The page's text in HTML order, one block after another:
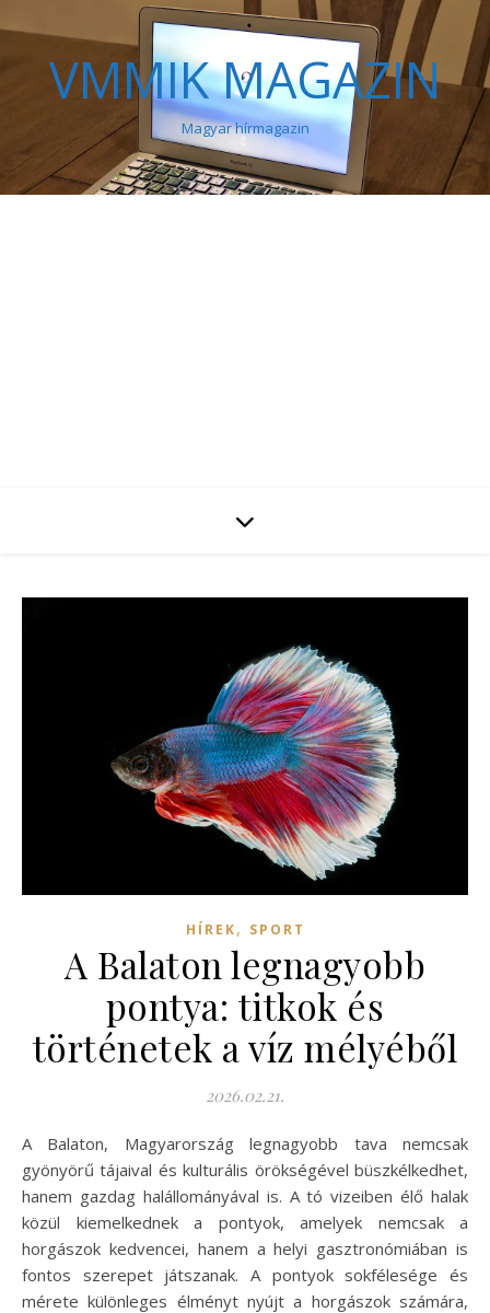
VMMIK MAGAZIN
Magyar hírmagazin
HÍREK, SPORT
A Balaton legnagyobb
pontya: titkok és
történetek a víz mélyéből
2026.02.21.
A Balaton, Magyarország legnagyobb tava nemcsak
gyönyörű tájaival és kulturális örökségével büszkélkedhet,
hanem gazdag halállományával is. A tó vizeiben élő halak
közül kiemelkednek a pontyok, amelyek nemcsak a
horgászok kedvencei, hanem a helyi gasztronómiában is
fontos szerepet játszanak. A pontyok sokfélesége és
mérete különleges élményt nyújt a horgászok számára,